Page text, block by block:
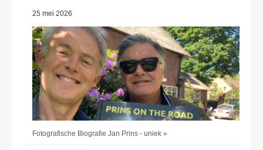
25 mei 2026
Fotografische Biografie Jan Prins - uniek »